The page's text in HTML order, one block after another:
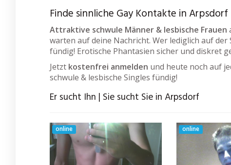
Finde sinnliche Gay Kontakte in Arpsdorf
Attraktive schwule Männer & lesbische Frauen
warten auf deine Nachricht. Wer lediglich auf der
fündig! Erotische Phantasien sicher und diskret
Jetzt kostenfrei anmelden und heute noch auf
schwule & lesbische Singles fündig!
Er sucht Ihn | Sie sucht Sie in Arpsdorf
online online